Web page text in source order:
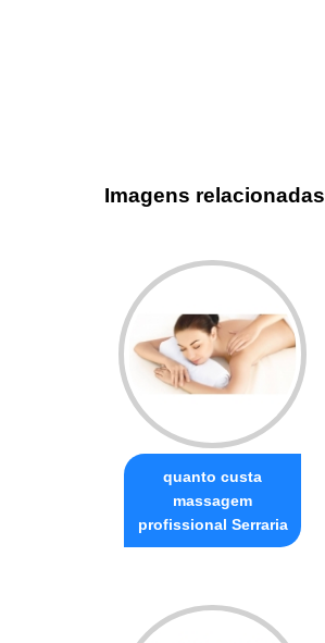
Imagens relacionadas
quanto custa
massagem
profissional Serraria